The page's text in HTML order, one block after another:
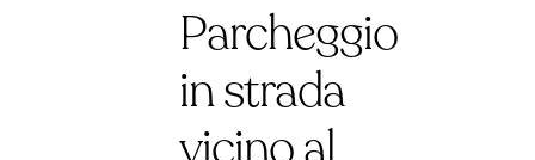
Parcheggio
in strada